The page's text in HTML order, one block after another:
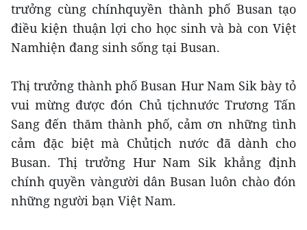
trưởng cùng chínhquyền thành phố Busan tạo
điều kiện thuận lợi cho học sinh và bà con Việt
Namhiện đang sinh sống tại Busan.
Thị trưởng thành phố Busan Hur Nam Sik bày tỏ
vui mừng được đón Chủ tịchnước Trương Tấn
Sang đến thăm thành phố, cảm ơn những tình
cảm đặc biệt mà Chủtịch nước đã dành cho
Busan. Thị trưởng Hur Nam Sik khẳng định
chính quyền vàngười dân Busan luôn chào đón
những người bạn Việt Nam.